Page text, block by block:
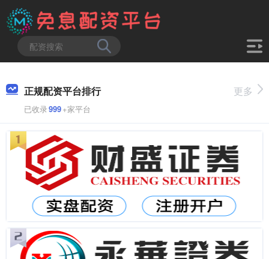
正规配资平台排行
已收录999+家平台
更多